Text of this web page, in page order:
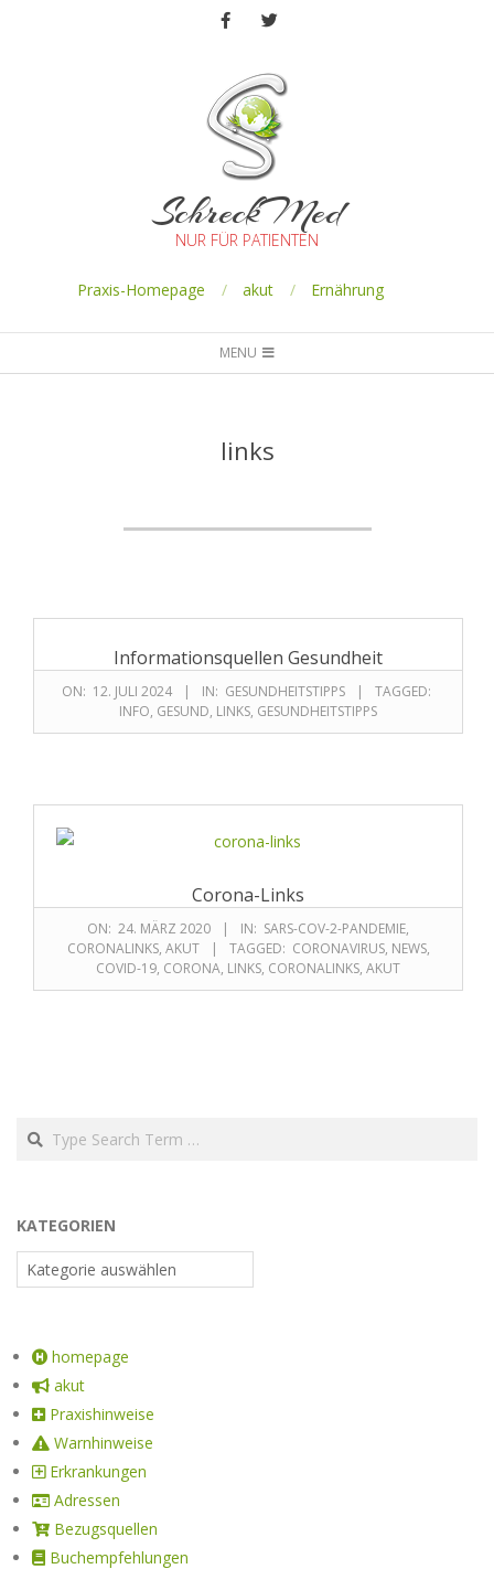
SchreckMed
NUR FÜR PATIENTEN
Praxis-Homepage akut Ernährung
MENU
links
Informationsquellen Gesundheit
ON: 12. JULI 2024 IN: GESUNDHEITSTIPPS
TAGGED:
INFO, GESUND, LINKS, GESUNDHEITSTIPPS
Corona-Links
ON: 24. MÄRZ 2020 IN: SARS-COV-2-PANDEMIE,
CORONALINKS, AKUT TAGGED: CORONAVIRUS, NEWS,
COVID-19, CORONA, LINKS, CORONALINKS, AKUT
KATEGORIEN
homepage
akut
Praxishinweise
Warnhinweise
Erkrankungen
Adressen
Bezugsquellen
Buchempfehlungen